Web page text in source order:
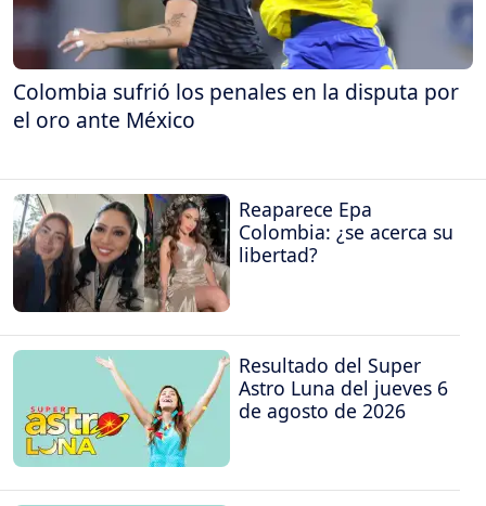
Colombia sufrió los penales en la disputa por
el oro ante México
Reaparece Epa
Colombia: ¿se acerca su
libertad?
Resultado del Super
Astro Luna del jueves 6
de agosto de 2026